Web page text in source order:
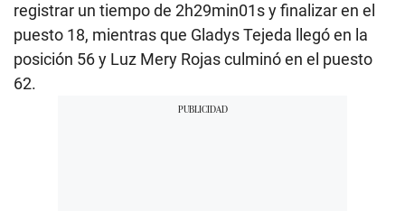
registrar un tiempo de 2h29min01s y finalizar en el
puesto 18, mientras que Gladys Tejeda llegó en la
posición 56 y Luz Mery Rojas culminó en el puesto
62.